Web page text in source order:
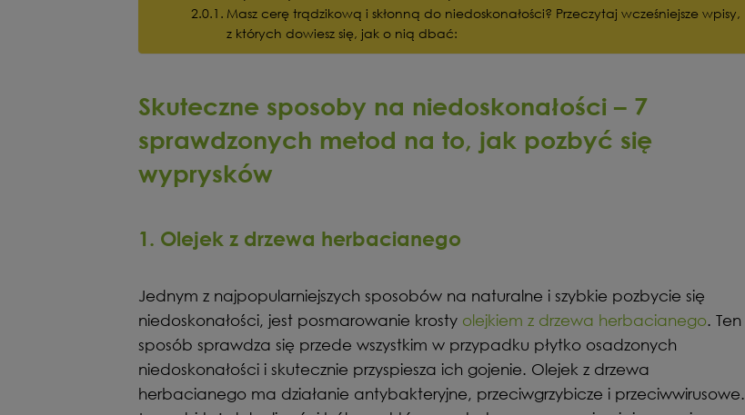
Masz cerę trądzikową i skłonną do niedoskonałości? Przeczytaj wcześniejsze wpisy,
z których dowiesz się, jak o nią dbać:
Skuteczne sposoby na niedoskonałości – 7
sprawdzonych metod na to, jak pozbyć się
wyprysków
1. Olejek z drzewa herbacianego
Jednym z najpopularniejszych sposobów na naturalne i szybkie pozbycie się
niedoskonałości, jest posmarowanie krosty olejkiem z drzewa herbacianego. Ten
sposób sprawdza się przede wszystkim w przypadku płytko osadzonych
niedoskonałości i skutecznie przyspiesza ich gojenie. Olejek z drzewa
herbacianego ma działanie antybakteryjne, przeciwgrzybicze i przeciwwirusowe.